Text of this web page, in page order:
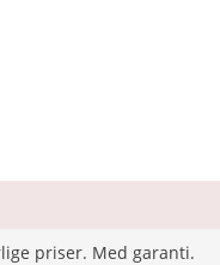
priser. Med garanti.